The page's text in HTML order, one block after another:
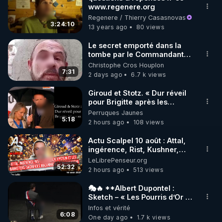
🌱 INSTAGRAM
https://www.instagram.com/rdlr_thierrycasasnovas/
http://rgnr.li/instagram
🌱 LA NEWSLETTER
Pour ne pas rater l’actualité RGNR (stages,
http://rgnr.li/news
🌱 VIDÉOS NON CENSURÉES SUR ODYSEE
Toutes les vidéos Youtube sont aussi sur la
http://rgnr.li/odysee
🌱 LES STAGES EN PRÉSENTIEL
http://rgnr.li/stages
3:24:10
www.regenere.org
Regenere / Thierry Casasnovas
13 years ago
80 views
7:31
Le secret emporté dans la
tombe par le Commandant
Cousteau le 25 juin 1997
Christophe Cros Houplon
2 days ago
6.7 k views
5:18
Giroud et Stotz. « Dur réveil
pour Brigitte après les
élections européennes ».
Perruques Jaunes
2 hours ago
108 views
52:32
Actu Scalpel 10 août : Attal,
ingérence, Rist, Kushner,
Epstein, sacrifices
maçonniques à Madagascar
LeLibrePenseur.org
2 hours ago
513 views
6:08
🎭🔥 **Albert Dupontel :
Sketch – « Les Pourris d’Or »
🏆💰**
Infos et vérité
One day ago
1.7 k views